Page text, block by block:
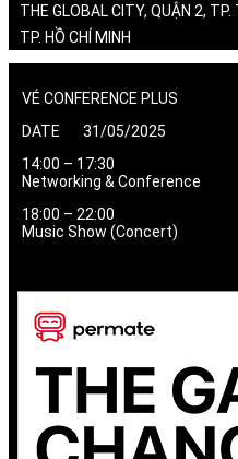
THE GLOBAL CITY, QUẬN 2,
TP. HỒ CHÍ MINH
VÉ CONFERENCE PLUS
DATE 31/05/2025
14:00 – 17:30
Networking & Conference
18:00 – 22:00
Music Show (Concert)